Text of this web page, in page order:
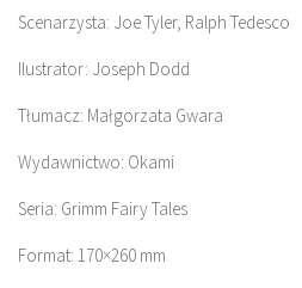
Scenarzysta: Joe Tyler, Ralph Tedesco
Ilustrator: Joseph Dodd
Tłumacz: Małgorzata Gwara
Wydawnictwo: Okami
Seria: Grimm Fairy Tales
Format: 170×260 mm